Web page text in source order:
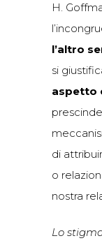
H.
l’altro
si
aspetto
di
o
nostra
Lo